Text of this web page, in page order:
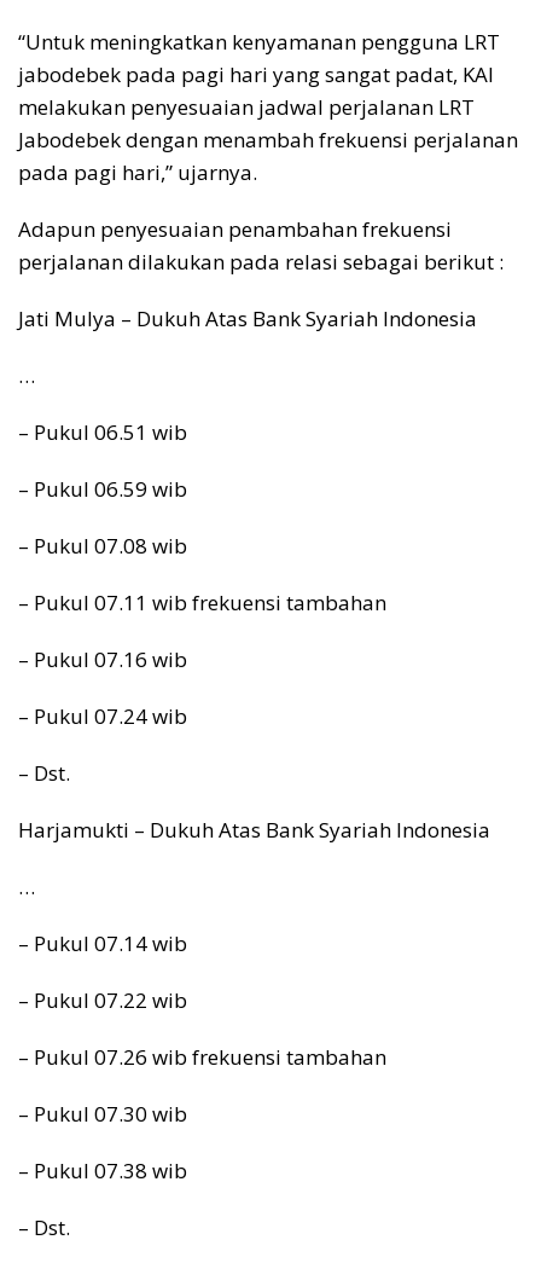
“Untuk meningkatkan kenyamanan pengguna LRT
jabodebek pada pagi hari yang sangat padat, KAI
melakukan penyesuaian jadwal perjalanan LRT
Jabodebek dengan menambah frekuensi perjalanan
pada pagi hari,” ujarnya.
Adapun penyesuaian penambahan frekuensi
perjalanan dilakukan pada relasi sebagai berikut :
Jati Mulya – Dukuh Atas Bank Syariah Indonesia
…
– Pukul 06.51 wib
– Pukul 06.59 wib
– Pukul 07.08 wib
– Pukul 07.11 wib frekuensi tambahan
– Pukul 07.16 wib
– Pukul 07.24 wib
– Dst.
Harjamukti – Dukuh Atas Bank Syariah Indonesia
…
– Pukul 07.14 wib
– ⁠Pukul 07.22 wib
– ⁠Pukul 07.26 wib frekuensi tambahan
– ⁠Pukul 07.30 wib
– ⁠Pukul 07.38 wib
– ⁠Dst.